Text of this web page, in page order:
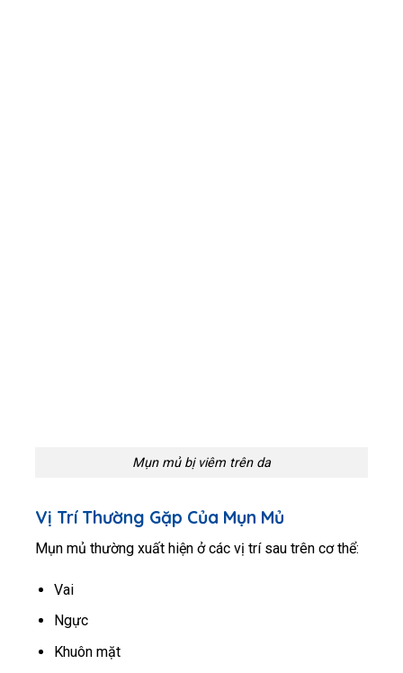
Mụn mủ bị viêm trên da
Vị Trí Thường Gặp Của Mụn Mủ
Mụn mủ thường xuất hiện ở các vị trí sau trên cơ thể:
Vai
Ngực
Khuôn mặt